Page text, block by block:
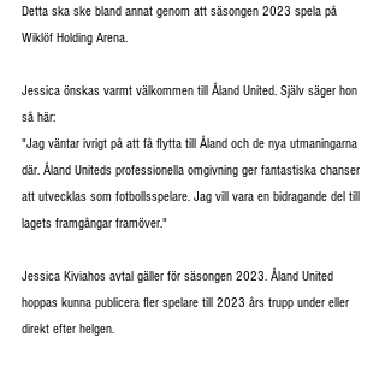
Detta ska ske bland annat genom att säsongen 2023 spela på
Wiklöf Holding Arena.
Jessica önskas varmt välkommen till Åland United. Själv säger hon
så här:
"Jag väntar ivrigt på att få flytta till Åland och de nya utmaningarna
där. Åland Uniteds professionella omgivning ger fantastiska chanser
att utvecklas som fotbollsspelare. Jag vill vara en bidragande del till
lagets framgångar framöver."
Jessica Kiviahos avtal gäller för säsongen 2023. Åland United
hoppas kunna publicera fler spelare till 2023 års trupp under eller
direkt efter helgen.